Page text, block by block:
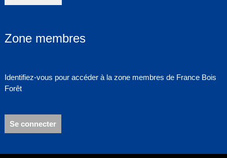
Zone membres
Identifiez-vous pour accéder à la zone membres de France Bois
Forêt
Se connecter